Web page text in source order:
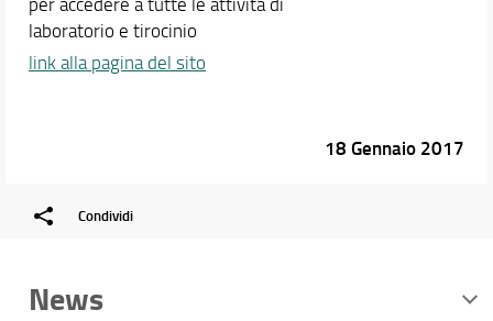
laboratorio e tirocinio
link alla pagina del sito
18 Gennaio 2017
Condividi
News